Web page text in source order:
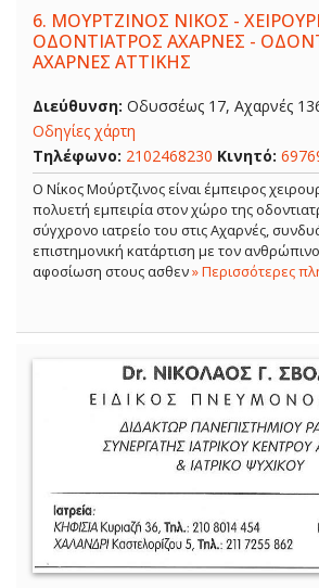
6. ΜΟΥΡΤΖΙΝΟΣ ΝΙΚΟΣ -
ΟΔΟΝΤΙΑΤΡΟΣ ΑΧΑΡΝΕΣ -
ΑΧΑΡΝΕΣ ΑΤΤΙΚΗΣ
Διεύθυνση: Οδυσσέως 17, Αχαρνές
Οδηγίες χάρτη
Τηλέφωνο: 2102468230 Κινητό:
Ο Νίκος Μούρτζινος είναι έμπειρος
πολυετή εμπειρία στον χώρο της
σύγχρονο ιατρείο του στις Αχαρνές,
επιστημονική κατάρτιση με τον
αφοσίωση στους ασθεν» Περισσότερες